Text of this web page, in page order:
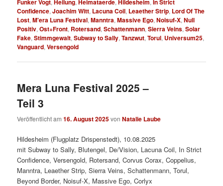
Funker Vogt,Heilung,Heimataerde,Hildesheim,In Strict
Confidence,Joachim Witt, Lacuna Coil, Leaether Strip, Lord Of The
Lost,M'era Luna Festival,Manntra,Massive Ego,Noisuf-X,Null
Positiv,Ost+Front, Rotersand,Schattenmann,Sierra Veins,Solar
Fake,Stimmgewalt,Subway to Sally,Tanzwut,Torul, Universum25,
Vanguard,Versengold
Mera Luna Festival 2025 –
Teil 3
Veröffentlicht am16. August 2025vonNatalie Laube
Hildesheim (Flugplatz Drispenstedt), 10.08.2025
mit Subway to Sally, Blutengel, De/Vision, Lacuna Coil, In Strict
Confidence, Versengold, Rotersand, Corvus Corax, Coppelius,
Manntra, Leaether Strip, Sierra Veins, Schattenmann, Torul,
Beyond Border, Noisuf-X, Massive Ego, Corlyx